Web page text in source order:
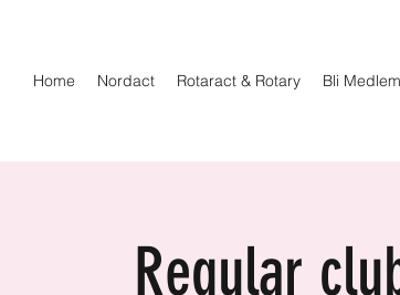
Home Nordact Rotaract & Rotary Bli Medlem
Regular